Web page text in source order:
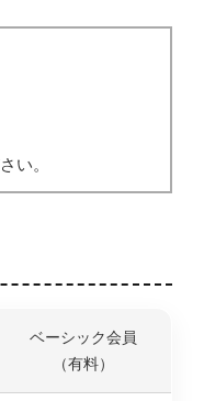
い。
ベーシック会員
（有料）